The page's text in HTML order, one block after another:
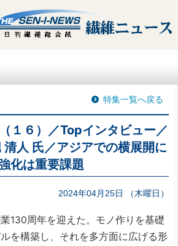
特集一覧へ戻る
１６）／Topインタビュー／
清人 氏／アジアでの横展開に
化は重要課題
2024年04月25日 （木曜日）
130周年を迎えた。モノ作りを基礎
を構築し、それを多方面に広げる形